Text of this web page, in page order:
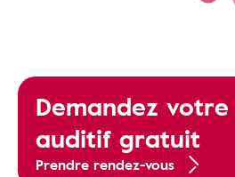
Demandez
auditif gratuit
Prendre rendez-vous